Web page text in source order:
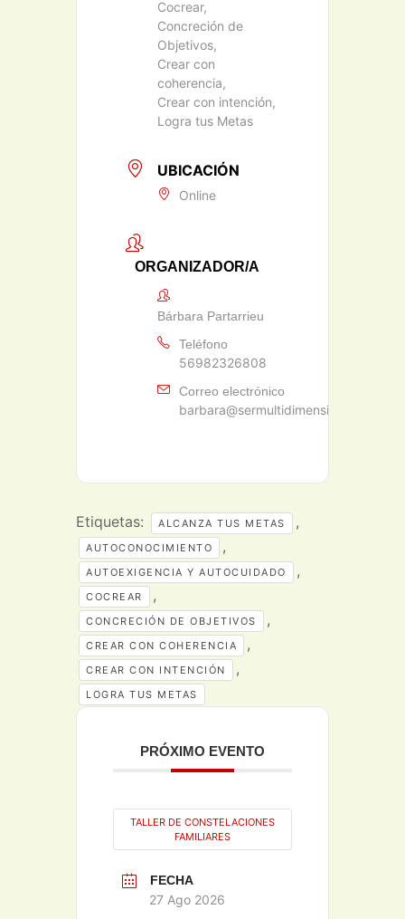
Cocrear,
Concreción de
Objetivos,
Crear con
coherencia,
Crear con intención,
Logra tus Metas
UBICACIÓN
Online
ORGANIZADOR/A
Bárbara Partarrieu
Teléfono
56982326808
Correo electrónico
barbara@sermultidimensional.com
Etiquetas: ALCANZA TUS METAS ,
AUTOCONOCIMIENTO ,
AUTOEXIGENCIA Y AUTOCUIDADO ,
COCREAR ,
CONCRECIÓN DE OBJETIVOS ,
CREAR CON COHERENCIA ,
CREAR CON INTENCIÓN ,
LOGRA TUS METAS
PRÓXIMO EVENTO
TALLER DE CONSTELACIONES
FAMILIARES
FECHA
27 Ago 2026